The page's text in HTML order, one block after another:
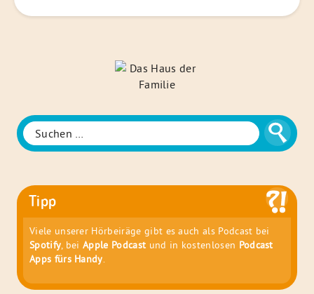
Familie
Suche
Suchen
nach:
Tipp
Viele unserer Hörbeiräge gibt es auch als Podcast bei
Spotify, beiApple Podcast und in kostenlosen Podcast
Apps fürs Handy.